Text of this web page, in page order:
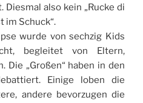
also kein „Rucke di
im Schuck“.
wurde von sechzig Kids
begleitet von Eltern,
Die „Großen“ haben in den
Einige loben die
andere bevorzugen die